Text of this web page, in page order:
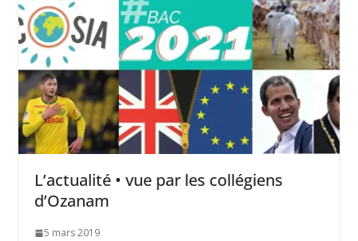
L’actualité • vue par les collégiens
d’Ozanam
5 mars 2019